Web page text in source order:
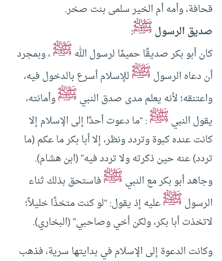
قحافة، وأمه أم الخير سلمى بنت صخر.
صديق الرسولﷺ:
كان أبو بكر صديقًا حميمًا لرسول اللهﷺ، وبمجرد
أن دعاه الرسولﷺللإسلام أسرع بالدخول فيه،
واعتنقه؛ لأنه يعلم مدى صدق النبيﷺوأمانته،
يقول النبيﷺ: “ما دعوت أحدًا إلى الإسلام إلا
كانت عنده كبوة وتردد ونظر، إلا أبا بكر ما عكم (ما
تردد) عنه حين ذكرته ولا تردد فيه” (ابن هشام).
وجاهد أبو بكر مع النبيﷺفاستحق بذلك ثناء
الرسولﷺعليه إذ يقول: “لو كنت متخذًا خليلاً؛
لاتخذت أبا بكر، ولكن أخي وصاحبي” (البخاري).
وكانت الدعوة إلى الإسلام في بدايتها سرية، فذهب